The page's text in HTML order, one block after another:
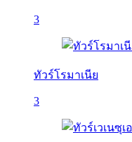
3
ทัวร์โรมาเนีย
3